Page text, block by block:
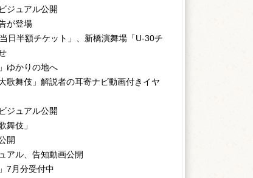
ジュアル公開
が登場
日半額チケット」、新橋演舞場「U-30チ
ゆかりの地へ
歌舞伎」解説者の耳寄ナビ動画付きイヤ
ジュアル公開
舞伎」
開
アル、告知動画公開
7月分受付中